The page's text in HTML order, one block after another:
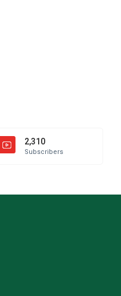
2,310
Subscribers